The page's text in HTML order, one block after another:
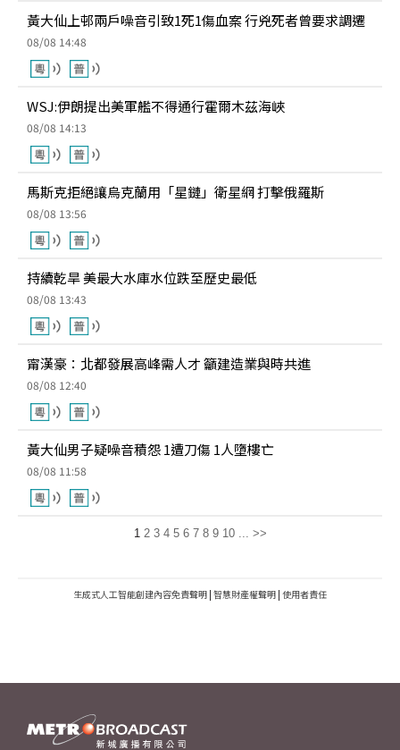
黃大仙上邨兩戶噪音引致1死1傷血案 行兇死者曾要求調遷
08/08 14:48
WSJ:伊朗提出美軍艦不得通行霍爾木茲海峽
08/08 14:13
馬斯克拒絕讓烏克蘭用「星鏈」衛星網 打擊俄羅斯
08/08 13:56
持續乾旱 美最大水庫水位跌至歷史最低
08/08 13:43
甯漢豪：北都發展高峰需人才 籲建造業與時共進
08/08 12:40
黃大仙男子疑噪音積怨 1遭刀傷 1人墮樓亡
08/08 11:58
1 2 3 4 5 6 7 8 9 10 ... >>
生成式人工智能創建內容免責聲明 | 智慧財產權聲明 | 使用者責任